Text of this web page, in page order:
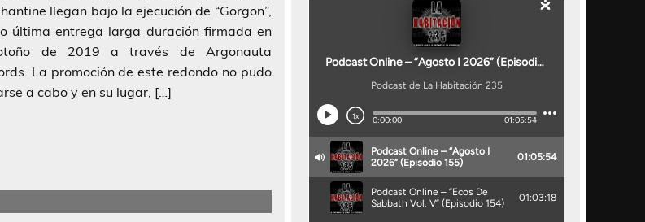
llegan bajo la ejecución de “Gorgon”,
última entrega larga duración firmada en
de 2019 a través de Argonauta
La promoción de este redondo no pudo
a cabo y en su lugar, […]